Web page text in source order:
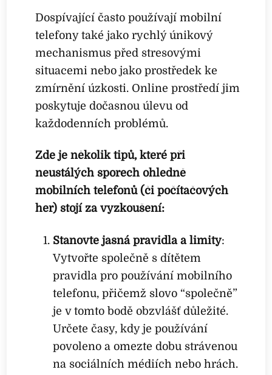
Dospívající často používají mobilní
telefony také jako rychlý únikový
mechanismus před stresovými
situacemi nebo jako prostředek ke
zmírnění úzkosti. Online prostředí jim
poskytuje dočasnou úlevu od
každodenních problémů.
Zde je několik tipů, které při
neustálých sporech ohledně
mobilních telefonů (či počítačových
her) stojí za vyzkoušení:
Stanovte jasná pravidla a limity:
Vytvořte společně s dítětem
pravidla pro používání mobilního
telefonu, přičemž slovo “společně”
je v tomto bodě obzvlášť důležité.
Určete časy, kdy je používání
povoleno a omezte dobu strávenou
na sociálních médiích nebo hrách.